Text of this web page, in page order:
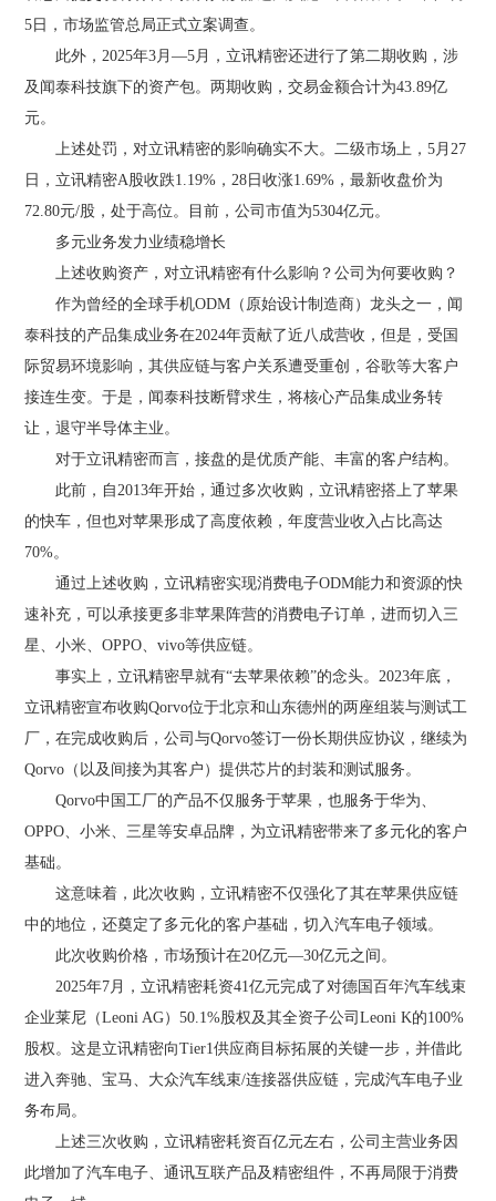
5日，市场监管总局正式立案调查。
此外，2025年3月—5月，立讯精密还进行了第二期收购，涉
及闻泰科技旗下的资产包。两期收购，交易金额合计为43.89亿
元。
上述处罚，对立讯精密的影响确实不大。二级市场上，5月27
日，立讯精密A股收跌1.19%，28日收涨1.69%，最新收盘价为
72.80元/股，处于高位。目前，公司市值为5304亿元。
多元业务发力业绩稳增长
上述收购资产，对立讯精密有什么影响？公司为何要收购？
作为曾经的全球手机ODM（原始设计制造商）龙头之一，闻
泰科技的产品集成业务在2024年贡献了近八成营收，但是，受国
际贸易环境影响，其供应链与客户关系遭受重创，谷歌等大客户
接连生变。于是，闻泰科技断臂求生，将核心产品集成业务转
让，退守半导体主业。
对于立讯精密而言，接盘的是优质产能、丰富的客户结构。
此前，自2013年开始，通过多次收购，立讯精密搭上了苹果
的快车，但也对苹果形成了高度依赖，年度营业收入占比高达
70%。
通过上述收购，立讯精密实现消费电子ODM能力和资源的快
速补充，可以承接更多非苹果阵营的消费电子订单，进而切入三
星、小米、OPPO、vivo等供应链。
事实上，立讯精密早就有“去苹果依赖”的念头。2023年底，
立讯精密宣布收购Qorvo位于北京和山东德州的两座组装与测试工
厂，在完成收购后，公司与Qorvo签订一份长期供应协议，继续为
Qorvo（以及间接为其客户）提供芯片的封装和测试服务。
Qorvo中国工厂的产品不仅服务于苹果，也服务于华为、
OPPO、小米、三星等安卓品牌，为立讯精密带来了多元化的客户
基础。
这意味着，此次收购，立讯精密不仅强化了其在苹果供应链
中的地位，还奠定了多元化的客户基础，切入汽车电子领域。
此次收购价格，市场预计在20亿元—30亿元之间。
2025年7月，立讯精密耗资41亿元完成了对德国百年汽车线束
企业莱尼（Leoni AG）50.1%股权及其全资子公司Leoni K的100%
股权。这是立讯精密向Tier1供应商目标拓展的关键一步，并借此
进入奔驰、宝马、大众汽车线束/连接器供应链，完成汽车电子业
务布局。
上述三次收购，立讯精密耗资百亿元左右，公司主营业务因
此增加了汽车电子、通讯互联产品及精密组件，不再局限于消费